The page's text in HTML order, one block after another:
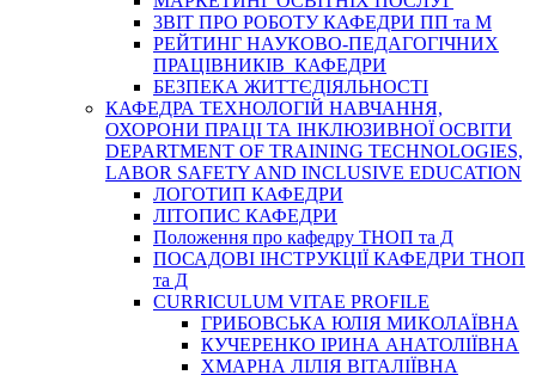
3BIT ПРО РОБОТУ КАФЕДРИ ПП та М
РЕЙТИНГ НАУКОВО-ПЕДАГОГІЧНИХ
ПРАЦІВНИКІВ КАФЕДРИ
БЕЗПЕКА ЖИТТЄДІЯЛЬНОСТІ
КАФЕДРА ТЕХНОЛОГІЙ НАВЧАННЯ,
ОХОРОНИ ПРАЦІ ТА ІНКЛЮЗИВНОЇ ОСВІТИ
DEPARTMENT OF TRAINING TECHNOLOGIES,
LABOR SAFETY AND INCLUSIVE EDUCATION
ЛОГОТИП КАФЕДРИ
ЛІТОПИС КАФЕДРИ
Положення про кафедру ТНОП та Д
ПОСАДОВІ ІНСТРУКЦІЇ КАФЕДРИ ТНОП
та Д
CURRICULUM VITAE PROFILE
ГРИБОВСЬКА ЮЛІЯ МИКОЛАЇВНА
КУЧЕРЕНКО ІРИНА АНАТОЛІЇВНА
ХМАРНА ЛІЛІЯ ВІТАЛІЇВНА